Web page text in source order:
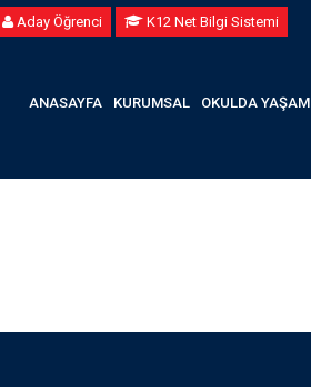
Aday Öğrenci K12 Net Bilgi Sistemi
ANASAYFA KURUMSAL OKULDA YAŞAM